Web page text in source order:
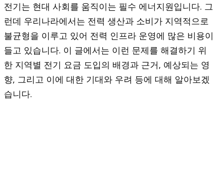
전기는 현대 사회를 움직이는 필수 에너지원입니다. 그
런데 우리나라에서는 전력 생산과 소비가 지역적으로
불균형을 이루고 있어 전력 인프라 운영에 많은 비용이
들고 있습니다. 이 글에서는 이런 문제를 해결하기 위
한 지역별 전기 요금 도입의 배경과 근거, 예상되는 영
향, 그리고 이에 대한 기대와 우려 등에 대해 알아보겠
습니다.